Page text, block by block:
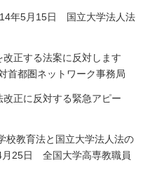
年5月15日 国立大学法人法
改正する法案に反対します
都圏ネットワーク事務局
正に反対する緊急アピー
校教育法と国立大学法人法の
25日 全国大学高専教職員